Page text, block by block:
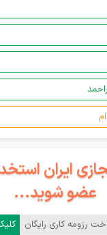
ایران
عضو شوید...
رزومه کاری رایگان